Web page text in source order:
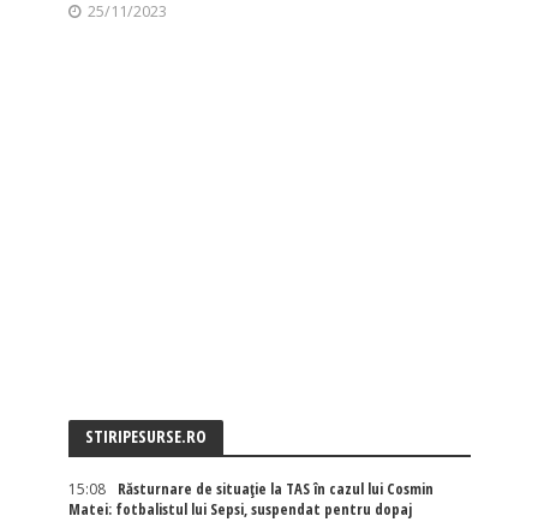
25/11/2023
STIRIPESURSE.RO
15:08
Răsturnare de situație la TAS în cazul lui Cosmin
Matei: fotbalistul lui Sepsi, suspendat pentru dopaj